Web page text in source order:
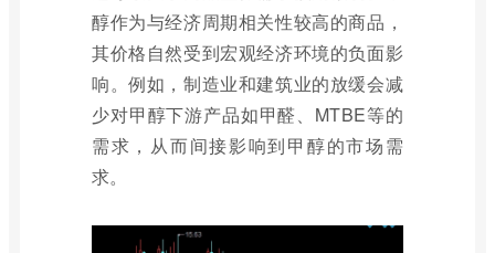
醇作为与经济周期相关性较高的商品，
其价格自然受到宏观经济环境的负面影
响。例如，制造业和建筑业的放缓会减
少对甲醇下游产品如甲醛、MTBE等的
需求，从而间接影响到甲醇的市场需
求。